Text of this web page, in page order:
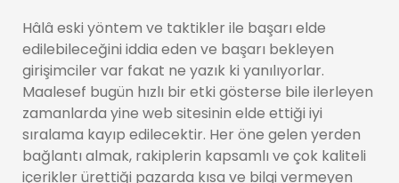
Hâlâ eski yöntem ve taktikler ile başarı elde
edilebileceğini iddia eden ve başarı bekleyen
girişimciler var fakat ne yazık ki yanılıyorlar.
Maalesef bugün hızlı bir etki gösterse bile ilerleyen
zamanlarda yine web sitesinin elde ettiği iyi
sıralama kayıp edilecektir. Her öne gelen yerden
bağlantı almak, rakiplerin kapsamlı ve çok kaliteli
içerikler ürettiği pazarda kısa ve bilgi vermeyen